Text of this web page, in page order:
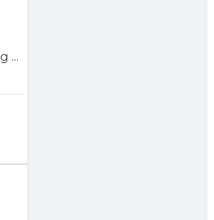
Xander Palu Kambing 16Oz Martil 16 Oz Claw Hammer